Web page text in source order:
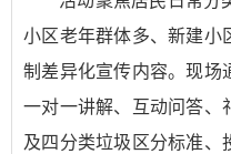
小区老年群体多、新建小
制差异化宣传内容。现场
一对一讲解、互动问答、
及四分类垃圾区分标准、